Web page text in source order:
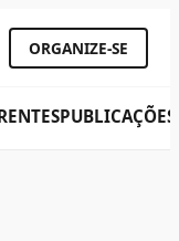
ORGANIZE-SE
PUBLICAÇÕES